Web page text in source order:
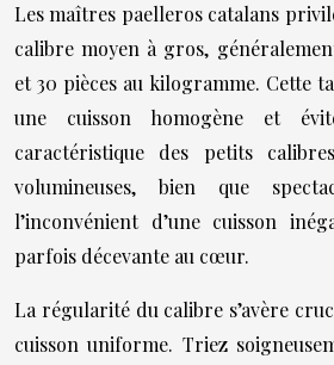
Les maîtres paelleros catalans
calibre moyen à gros,
et 30 pièces au kilogramme. Cette
une cuisson homogène et
caractéristique des petits
volumineuses, bien que
l’inconvénient d’une cuisson
parfois décevante au cœur.
La régularité du calibre s’avère
cuisson uniforme. Triez